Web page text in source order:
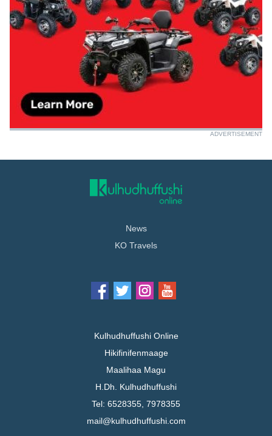
ADVERTISEMENT
News
KO Travels
Kulhudhuffushi Online
Hikifinifenmaage
Maalihaa Magu
H.Dh. Kulhudhuffushi
Tel: 6528355, 7978355
mail@kulhudhuffushi.com